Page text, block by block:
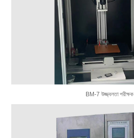
BM-7 উজ্জ্বলতা পরীক্ষক